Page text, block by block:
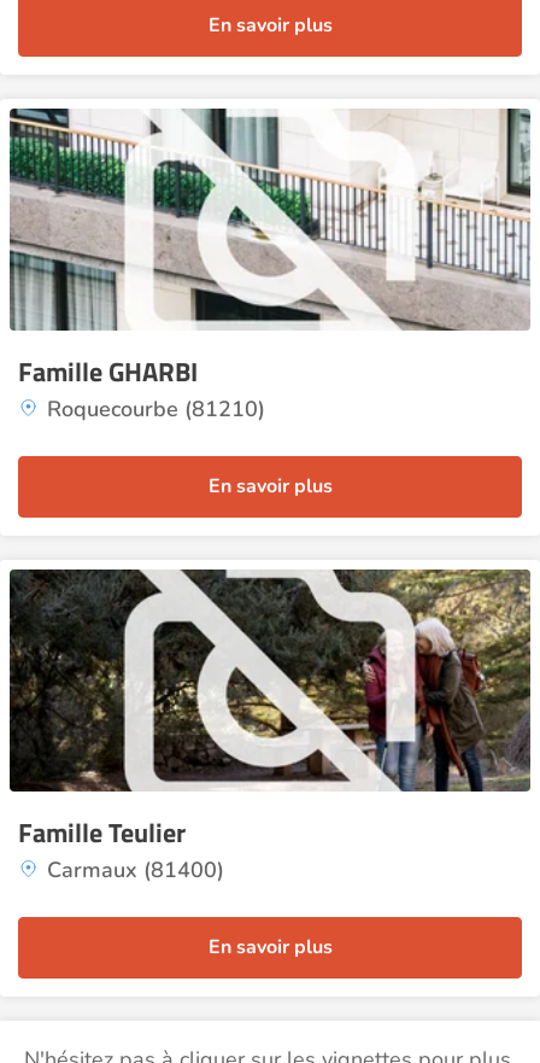
En savoir plus
Famille GHARBI
Roquecourbe (81210)
En savoir plus
Famille Teulier
Carmaux (81400)
En savoir plus